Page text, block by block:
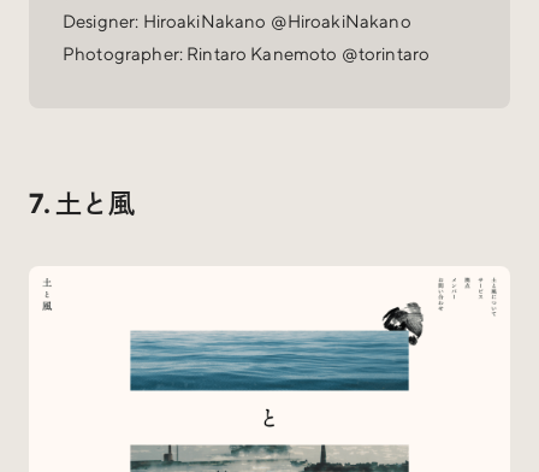
Designer: HiroakiNakano @HiroakiNakano
Photographer: Rintaro Kanemoto @torintaro
7. 土と風